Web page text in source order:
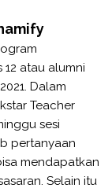
atau alumni
Dalam
Teacher
sesi
pertanyaan
mendapatkan
Selain itu